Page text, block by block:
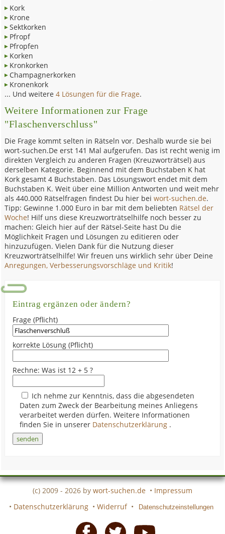
Kork
Krone
Sektkorken
Pfropf
Pfropfen
Korken
Kronkorken
Champagnerkorken
Kronenkork
... Und weitere4 Lösungen für die Frage.
Weitere Informationen zur Frage
"Flaschenverschluss"
Die Frage kommt selten in Rätseln vor. Deshalb wurde sie bei
wort-suchen.De erst 141 Mal aufgerufen. Das ist recht wenig im
direkten Vergleich zu anderen Fragen (Kreuzworträtsel) aus
derselben Kategorie. Beginnend mit dem Buchstaben K hat
Kork gesamt 4 Buchstaben. Das Lösungswort endet mit dem
Buchstaben K. Weit über eine Million Antworten und weit mehr
als 440.000 Rätselfragen findest Du hier beiwort-suchen.de.
Tipp: Gewinne 1.000 Euro in bar mit dem beliebten Rätsel der
Woche! Hilf uns diese Kreuzworträtselhilfe noch besser zu
machen: Gleich hier auf der Rätsel-Seite hast Du die
Möglichkeit Fragen und Lösungen zu editieren oder
hinzuzufügen. Vielen Dank für die Nutzung dieser
Kreuzworträtselhilfe! Wir freuen uns wirklich sehr über Deine
Anregungen, Verbesserungsvorschläge und Kritik!
Eintrag ergänzen oder ändern?
Frage (Pflicht)
korrekte Lösung (Pflicht)
Rechne: Was ist 12 + 5 ?
Ich nehme zur Kenntnis, dass die abgesendeten
Daten zum Zweck der Bearbeitung meines Anliegens
verarbeitet werden dürfen. Weitere Informationen
finden Sie in unserer Datenschutzerklärung .
(c) 2009 - 2026 by wort-suchen.de • Impressum
• Datenschutzerklärung • Widerruf • Datenschutzeinstellungen